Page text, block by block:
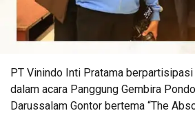
PT Vinindo Inti Pratama
dalam acara Panggung Gembira
Darussalam Gontor bertema “The